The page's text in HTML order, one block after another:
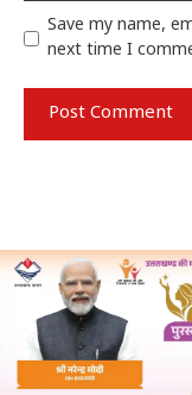
Save my name,
next time I